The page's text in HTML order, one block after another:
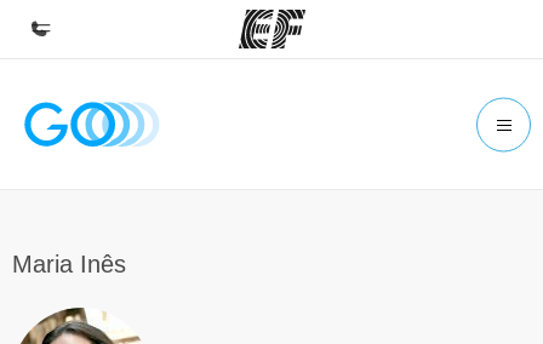
Inicio
Encontrá una oficina
Maria Inês